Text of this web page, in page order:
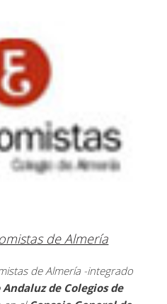
de Almería
de Almería -integrado
Andaluz de Colegios de